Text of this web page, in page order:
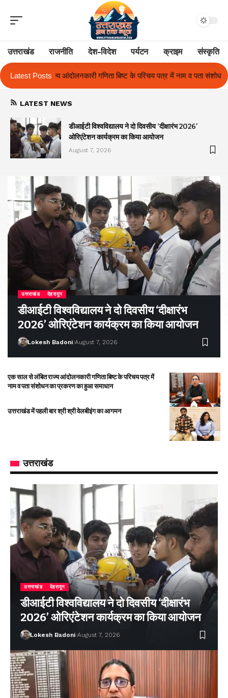
उत्तराखंड राजनीति देश-विदेश पर्यटन क्राइम संस्कृति
Latest Posts
बिष्ट के परिचय पत्र में नाम व पता संशोधन का प्रकरण का हुआ समाधान
LATEST NEWS
डीआईटी विश्वविद्यालय ने दो दिवसीय ‘दीक्षारंभ 2026’
ओरिएंटेशन कार्यक्रम का किया आयोजन
August 7, 2026
उत्तराखंड देहरादून
डीआईटी विश्वविद्यालय ने दो दिवसीय ‘दीक्षारंभ
2026’ ओरिएंटेशन कार्यक्रम का किया आयोजन
Lokesh Badoni August 7, 2026
एक साल से लंबित राज्य आंदोलनकारी गणिता बिष्ट के परिचय पत्र में
नाम व पता संशोधन का प्रकरण का हुआ समाधान
उत्तराखंड में पहली बार श्री श्री वेलबीइंग का आगमन
उत्तराखंड
उत्तराखंड देहरादून
डीआईटी विश्वविद्यालय ने दो दिवसीय ‘दीक्षारंभ
2026’ ओरिएंटेशन कार्यक्रम का किया आयोजन
Lokesh Badoni August 7, 2026